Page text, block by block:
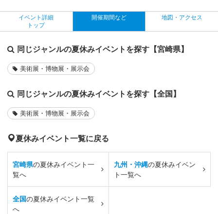
イベント詳細
トップ
開催期間など 地図・アクセス
同じジャンルの夏休みイベントを探す【宮崎県】
美術展・博物展・展示会
同じジャンルの夏休みイベントを探す【全国】
美術展・博物展・展示会
夏休みイベント一覧に戻る
宮崎県の夏休みイベント一
覧へ
九州・沖縄の夏休みイベン
ト一覧へ
全国の夏休みイベント一覧
へ